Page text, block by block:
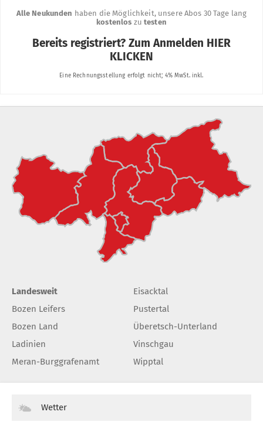
Landesweit
Bozen Leifers
Bozen Land
Ladinien
Meran-Burggrafenamt
Eisacktal
Pustertal
Überetsch-Unterland
Vinschgau
Wipptal
Wetter